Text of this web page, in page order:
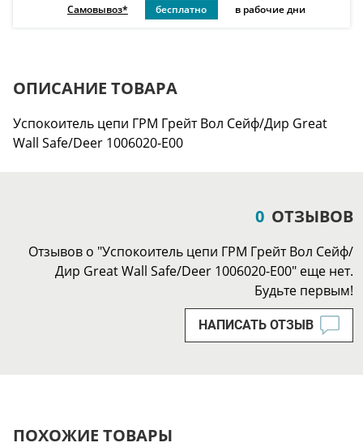
Самовывоз* бесплатно в рабочие дни
ОПИСАНИЕ ТОВАРА
Успокоитель цепи ГРМ Грейт Вол Сейф/Дир Great
Wall Safe/Deer 1006020-E00
0 ОТЗЫВОВ
Отзывов о "Успокоитель цепи ГРМ Грейт Вол Сейф/
Дир Great Wall Safe/Deer 1006020-E00" еще нет.
Будьте первым!
НАПИСАТЬ ОТЗЫВ
ПОХОЖИЕ ТОВАРЫ